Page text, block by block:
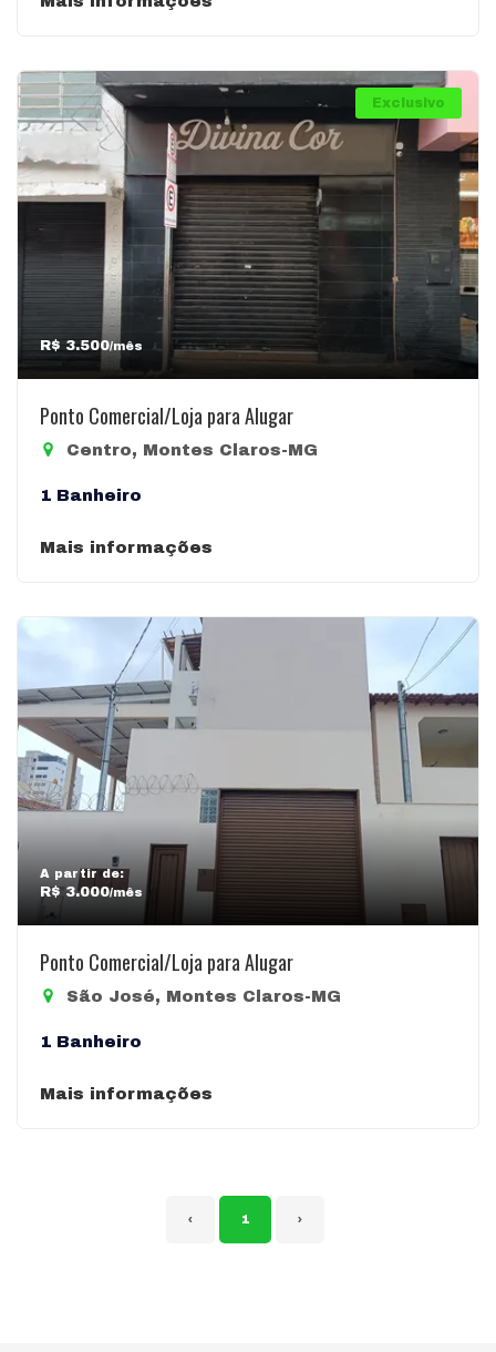
Exclusivo
R$ 3.500/mês
Ponto Comercial/Loja para Alugar
Centro, Montes Claros-MG
1 Banheiro
Mais informações
A partir de:
R$ 3.000/mês
Ponto Comercial/Loja para Alugar
São José, Montes Claros-MG
1 Banheiro
Mais informações
‹ 1 ›